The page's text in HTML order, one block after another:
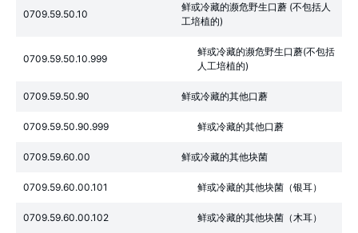
0709.59.50.10
鲜或冷藏的濒危野生口蘑 (不包括人
工培植的)
0709.59.50.10.999
鲜或冷藏的濒危野生口蘑(不包括
人工培植的)
0709.59.50.90 鲜或冷藏的其他口蘑
0709.59.50.90.999 鲜或冷藏的其他口蘑
0709.59.60.00 鲜或冷藏的其他块菌
0709.59.60.00.101 鲜或冷藏的其他块菌（银耳）
0709.59.60.00.102 鲜或冷藏的其他块菌（木耳）